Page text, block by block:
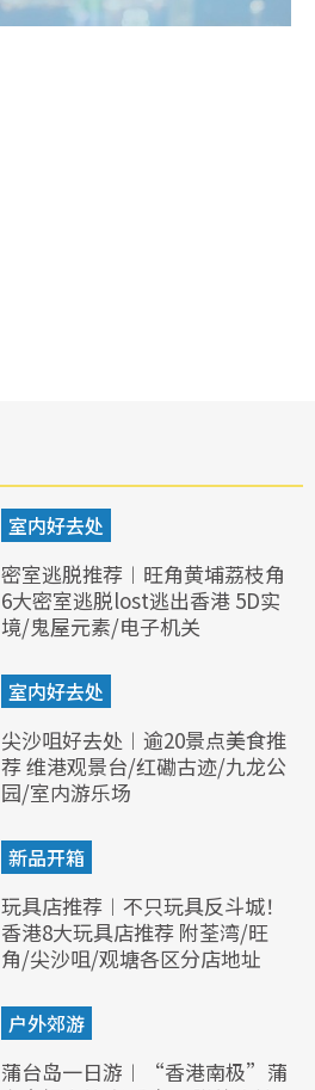
室内好去处
密室逃脱推荐︱旺角黄埔荔枝角
6大密室逃脱lost逃出香港 5D实
境/鬼屋元素/电子机关
室内好去处
尖沙咀好去处︱逾20景点美食推
荐 维港观景台/红磡古迹/九龙公
园/室内游乐场
新品开箱
玩具店推荐︱不只玩具反斗城！
香港8大玩具店推荐 附荃湾/旺
角/尖沙咀/观塘各区分店地址
户外郊游
蒲台岛一日游︱“香港南极”蒲